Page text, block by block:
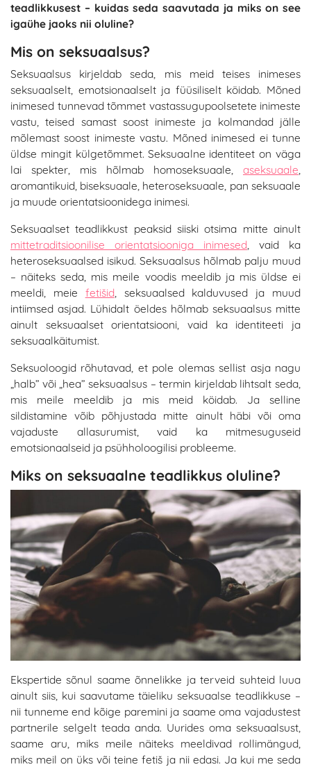
teadlikkusest – kuidas seda saavutada ja miks on see
igaühe jaoks nii oluline?
Mis on seksuaalsus?
Seksuaalsus kirjeldab seda, mis meid teises inimeses
seksuaalselt, emotsionaalselt ja füüsiliselt köidab. Mõned
inimesed tunnevad tõmmet vastassugupoolsetete inimeste
vastu, teised samast soost inimeste ja kolmandad jälle
mõlemast soost inimeste vastu. Mõned inimesed ei tunne
üldse mingit külgetõmmet. Seksuaalne identiteet on väga
lai spekter, mis hõlmab homoseksuaale, aseksuaale,
aromantikuid, biseksuaale, heteroseksuaale, pan seksuaale
ja muude orientatsioonidega inimesi.
Seksuaalset teadlikkust peaksid siiski otsima mitte ainult
mittetraditsioonilise orientatsiooniga inimesed, vaid ka
heteroseksuaalsed isikud. Seksuaalsus hõlmab palju muud
– näiteks seda, mis meile voodis meeldib ja mis üldse ei
meeldi, meie fetišid, seksuaalsed kalduvused ja muud
intiimsed asjad. Lühidalt öeldes hõlmab seksuaalsus mitte
ainult seksuaalset orientatsiooni, vaid ka identiteeti ja
seksuaalkäitumist.
Seksuoloogid rõhutavad, et pole olemas sellist asja nagu
„halb” või „hea” seksuaalsus – termin kirjeldab lihtsalt seda,
mis meile meeldib ja mis meid köidab. Ja selline
sildistamine võib põhjustada mitte ainult häbi või oma
vajaduste allasurumist, vaid ka mitmesuguseid
emotsionaalseid ja psühholoogilisi probleeme.
Miks on seksuaalne teadlikkus oluline?
Ekspertide sõnul saame õnnelikke ja terveid suhteid luua
ainult siis, kui saavutame täieliku seksuaalse teadlikkuse –
nii tunneme end kõige paremini ja saame oma vajadustest
partnerile selgelt teada anda. Uurides oma seksuaalsust,
saame aru, miks meile näiteks meeldivad rollimängud,
miks meil on üks või teine fetiš ja nii edasi. Ja kui me seda